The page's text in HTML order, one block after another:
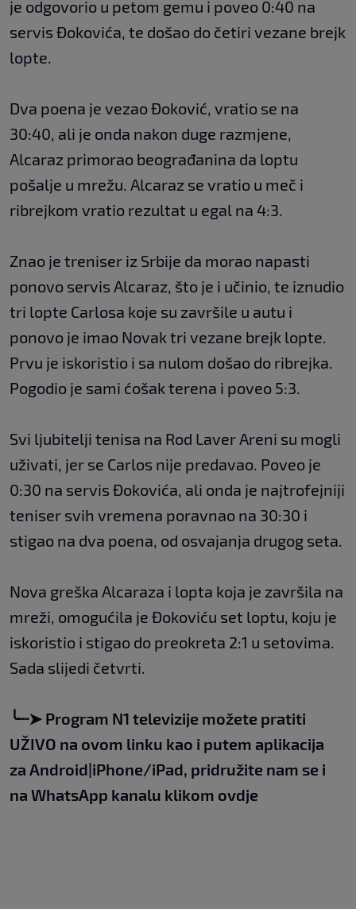
je odgovorio u petom gemu i poveo 0:40 na
servis Đokovića, te došao do četiri vezane brejk
lopte.
Dva poena je vezao Đoković, vratio se na
30:40, ali je onda nakon duge razmjene,
Alcaraz primorao beograđanina da loptu
pošalje u mrežu. Alcaraz se vratio u meč i
ribrejkom vratio rezultat u egal na 4:3.
Znao je treniser iz Srbije da morao napasti
ponovo servis Alcaraz, što je i učinio, te iznudio
tri lopte Carlosa koje su završile u autu i
ponovo je imao Novak tri vezane brejk lopte.
Prvu je iskoristio i sa nulom došao do ribrejka.
Pogodio je sami ćošak terena i poveo 5:3.
Svi ljubitelji tenisa na Rod Laver Areni su mogli
uživati, jer se Carlos nije predavao. Poveo je
0:30 na servis Đokovića, ali onda je najtrofejniji
teniser svih vremena poravnao na 30:30 i
stigao na dva poena, od osvajanja drugog seta.
Nova greška Alcaraza i lopta koja je završila na
mreži, omogućila je Đokoviću set loptu, koju je
iskoristio i stigao do preokreta 2:1 u setovima.
Sada slijedi četvrti.
╰┈➤ Program N1 televizije možete pratiti
UŽIVO na ovom linku kao i putem aplikacija
za Android|iPhone/iPad, pridružite nam se i
na WhatsApp kanalu klikom ovdje